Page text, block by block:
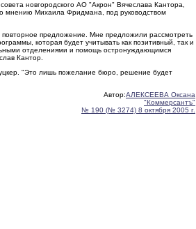
новгородского АО "Акрон" Вячеслава Кантора,
мнению Михаила Фридмана, под руководством
повторное предложение. Мне предложили рассмотреть
которая будет учитывать как позитивный, так и
отделениями и помощь остронуждающимся
Кантор.
"Это лишь пожелание бюро, решение будет
Автор:АЛЕКСЕЕВА Оксана
"Коммерсантъ"
№ 190 (№ 3274) 8 октября 2005 г.